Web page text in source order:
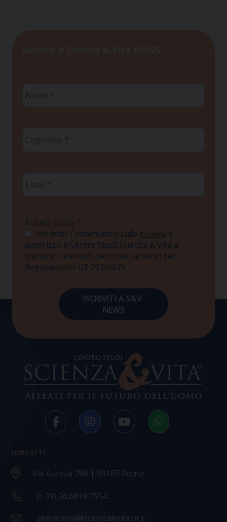
Privacy policy *
Ho letto l'informativa sulla Privacy e
autorizzo il Centro Studi Scienza & Vita a
trattare i miei dati personali ai sensi del
Regolamento UE 2016/679
CONTATTI
Via Aurelia 796 | 00165 Roma
(+39) 06.6819.2554
segreteria@scienzaevita.org